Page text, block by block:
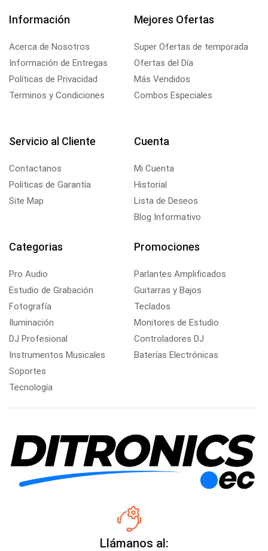
Información
Acerca de Nosotros
Información de Entregas
Políticas de Privacidad
Terminos y Condiciones
Mejores Ofertas
Super Ofertas de temporada
Ofertas del Día
Más Vendidos
Combos Especiales
Servicio al Cliente
Contactanos
Politicas de Garantía
Site Map
Cuenta
Mi Cuenta
Historial
Lista de Deseos
Blog Informativo
Categorias
Pro Audio
Estudio de Grabación
Fotografía
Iluminación
DJ Profesional
Instrumentos Musicales
Soportes
Tecnología
Promociones
Parlantes Amplificados
Guitarras y Bajos
Teclados
Monitores de Estudio
Controladores DJ
Baterías Electrónicas
Llámanos al: